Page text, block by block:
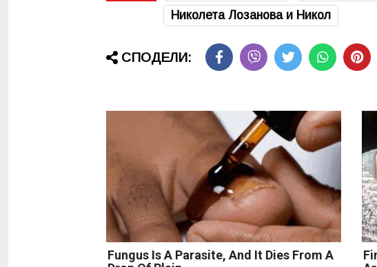
Николета Лозанова и Никол
СПОДЕЛИ:
Fungus Is A Parasite, And It Dies From A